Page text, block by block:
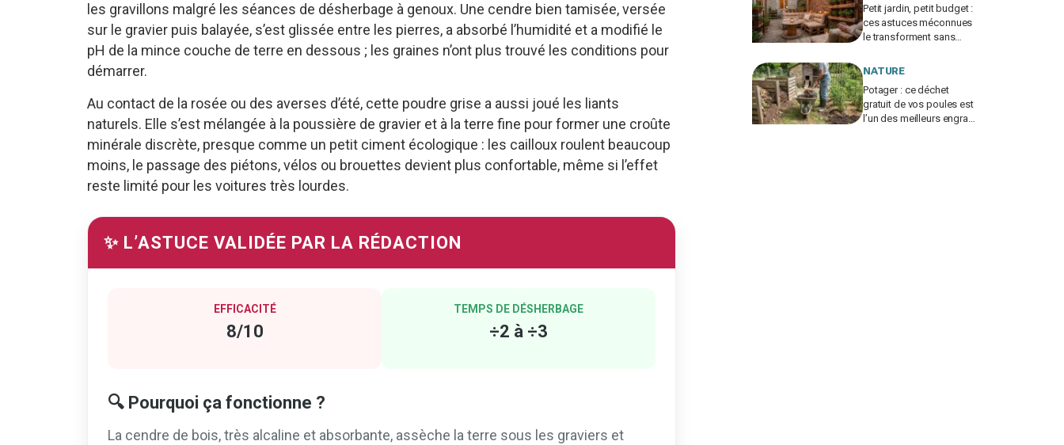
les gravillons malgré les séances de désherbage à genoux. Une cendre bien tamisée, versée
sur le gravier puis balayée, s’est glissée entre les pierres, a absorbé l’humidité et a modifié le
pH de la mince couche de terre en dessous ; les graines n’ont plus trouvé les conditions pour
démarrer.
Au contact de la rosée ou des averses d’été, cette poudre grise a aussi joué les liants
naturels. Elle s’est mélangée à la poussière de gravier et à la terre fine pour former une croûte
minérale discrète, presque comme un petit ciment écologique : les cailloux roulent beaucoup
moins, le passage des piétons, vélos ou brouettes devient plus confortable, même si l’effet
reste limité pour les voitures très lourdes.
✨ L’ASTUCE VALIDÉE PAR LA RÉDACTION
EFFICACITÉ
8/10
TEMPS DE DÉSHERBAGE
÷2 à ÷3
🔍 Pourquoi ça fonctionne ?
La cendre de bois, très alcaline et absorbante, assèche la terre sous les graviers et
Petit jardin, petit budget :
ces astuces méconnues
le transforment sans
d’éviter cette erreur
NATURE
Potager : ce déchet
gratuit de vos poules est
l’un des meilleurs engrais